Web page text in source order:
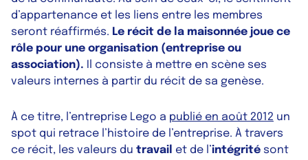
d’appartenance et les liens entre les membres
seront réaffirmés. Le récit de la maisonnée joue ce
rôle pour une organisation (entreprise ou
association).
Il consiste à mettre en scène ses
valeurs internes à partir du récit de sa genèse.
À ce titre, l’entreprise Lego a publié en août 2012 un
spot qui retrace l’histoire de l’entreprise. À travers
ce récit, les valeurs du travail et de l’intégrité sont